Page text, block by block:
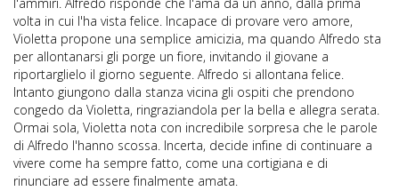
l'ammiri. Alfredo risponde che l'ama da un anno, dalla prima
volta in cui l'ha vista felice. Incapace di provare vero amore,
Violetta propone una semplice amicizia, ma quando Alfredo sta
per allontanarsi gli porge un fiore, invitando il giovane a
riportarglielo il giorno seguente. Alfredo si allontana felice.
Intanto giungono dalla stanza vicina gli ospiti che prendono
congedo da Violetta, ringraziandola per la bella e allegra serata.
Ormai sola, Violetta nota con incredibile sorpresa che le parole
di Alfredo l'hanno scossa. Incerta, decide infine di continuare a
vivere come ha sempre fatto, come una cortigiana e di
rinunciare ad essere finalmente amata.